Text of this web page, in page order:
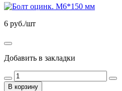
6 руб./шт
Добавить в закладки
В корзину